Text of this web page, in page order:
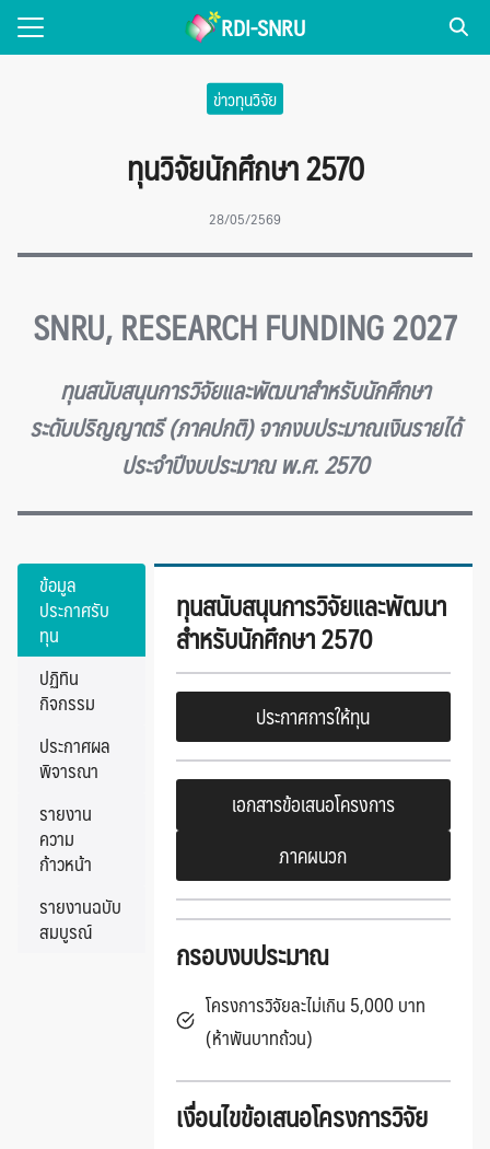
Skip
RDI-SNRU
ร่งานวิจัย
Search
ข่าวทุนวิจัย
ทุนวิจัยนักศึกษา 2570
28/05/2569
SNRU, RESEARCH FUNDING 2027
ทุนสนับสนุนการวิจัยและพัฒนาสำหรับนักศึกษา
ระดับปริญญาตรี (ภาคปกติ) จากงบประมาณเงินรายได้
ประจำปีงบประมาณ พ.ศ. 2570
ข้อมูล
ประกาศรับ
ทุน
ปฏิทิน
กิจกรรม
ประกาศผล
พิจารณา
รายงาน
ความ
ก้าวหน้า
รายงานฉบับ
สมบูรณ์
ทุนสนับสนุนการวิจัยและพัฒนา
สำหรับนักศึกษา 2570
ประกาศการให้ทุน
เอกสารข้อเสนอโครงการ
ภาคผนวก
กรอบงบประมาณ
โครงการวิจัยละไม่เกิน 5,000 บาท
(ห้าพันบาทถ้วน)
เงื่อนไขข้อเสนอโครงการวิจัย